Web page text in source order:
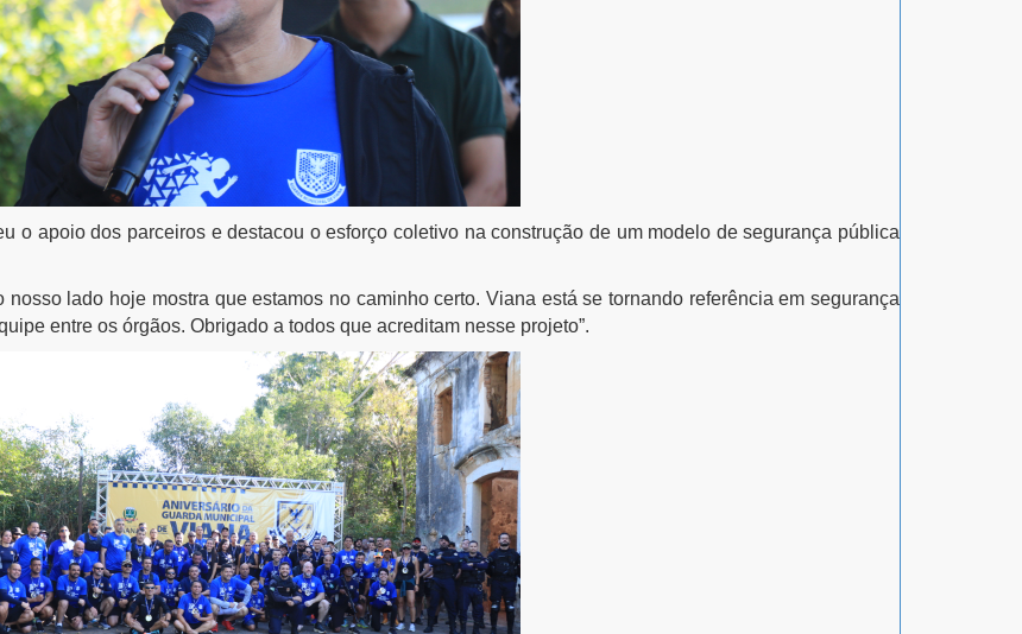
o apoio dos parceiros e destacou o esforço coletivo na construção de um modelo de segurança pública
nosso lado hoje mostra que estamos no caminho certo. Viana está se tornando referência em segurança
entre os órgãos. Obrigado a todos que acreditam nesse projeto”.